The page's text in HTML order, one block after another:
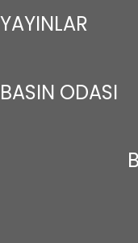
YAYINLAR
BASIN ODASI